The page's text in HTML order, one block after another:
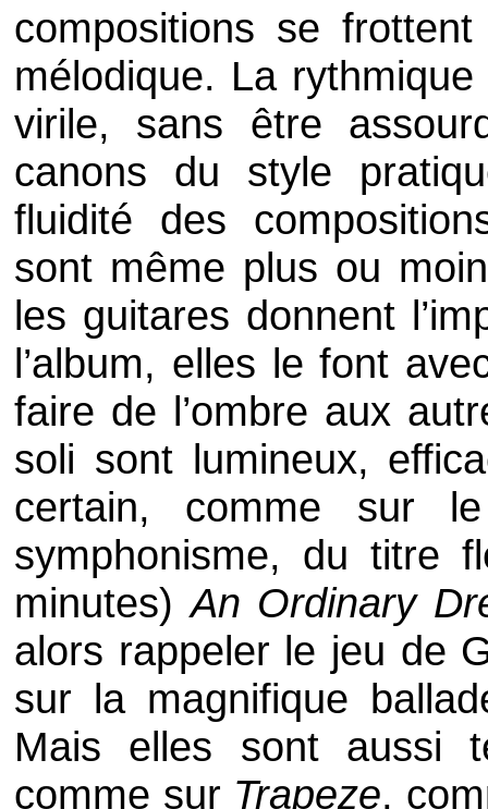
compositions se
mélodique. La
virile, sans être
canons du style
fluidité des
sont même plus ou
les guitares donnent
l’album, elles le font
faire de l’ombre aux
soli sont lumineux,
certain, comme sur
symphonisme, du titre
minutes)An Ordinary
alors rappeler le jeu de
sur la magnifique
Mais elles sont aussi
comme sur Trapeze,